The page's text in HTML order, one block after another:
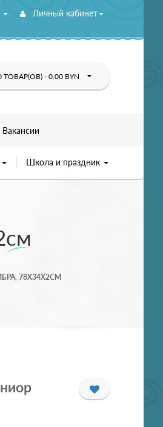
Личный кабинет
ТОВАР(ОВ) - 0.00 BYN
Вакансии
Школа и праздник
78Х34Х2СМ